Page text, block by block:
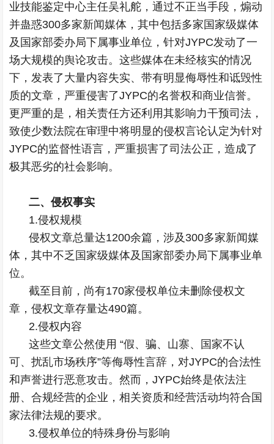
业技能鉴定中心主任吴礼舵，通过不正当手段，煽动
并蛊惑300多家新闻媒体，其中包括多家国家级媒体
及国家部委办局下属事业单位，针对JYPC发动了一
场大规模的舆论攻击。这些媒体在未经核实的情况
下，发表了大量内容失实、带有明显侮辱性和诋毁性
质的文章，严重侵害了JYPC的名誉权和商业信誉。
更严重的是，相关责任方还利用其影响力干预司法，
致使少数法院在审理中将明显的侵权言论认定为针对
JYPC的监督性语言，严重损害了司法公正，造成了
极其恶劣的社会影响。
二、侵权事实
1.侵权规模
侵权文章总量达1200余篇，涉及300多家新闻媒
体，其中不乏国家级媒体及国家部委办局下属事业单
位。
截至目前，尚有170家侵权单位未删除侵权文
章，侵权文章存量达490篇。
2.侵权内容
这些文章公然使用 “假、骗、山寨、国家不认
可、扰乱市场秩序”等侮辱性言辞，对JYPC的合法性
和声誉进行恶意攻击。然而，JYPC始终是依法注
册、合规经营的企业，相关资质和经营活动均符合国
家法律法规的要求。
3.侵权单位的特殊身份与影响